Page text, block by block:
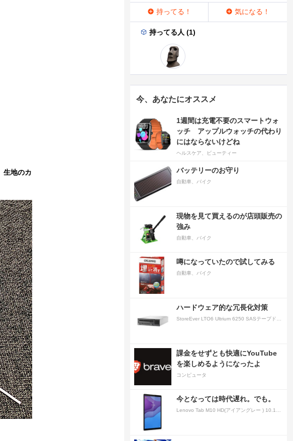
生地のカ
持ってる！ 気になる！
持ってる人 (1)
今、あなたにオススメ
1週間は充電不要のスマートウォ
ッチ アップルウォッチの代わり
にはならないけどね
ヘルスケア、ビューティー
バッテリーのお守り
自動車、バイク
現物を見て買えるのが店頭販売の
強み
自動車、バイク
噂になっていたので試してみる
自動車、バイク
ハードウェア的な冗長化対策
課金をせずとも快適にYouTube
を楽しめるようになったよ
コンピュータ
今となっては時代遅れ。でも。